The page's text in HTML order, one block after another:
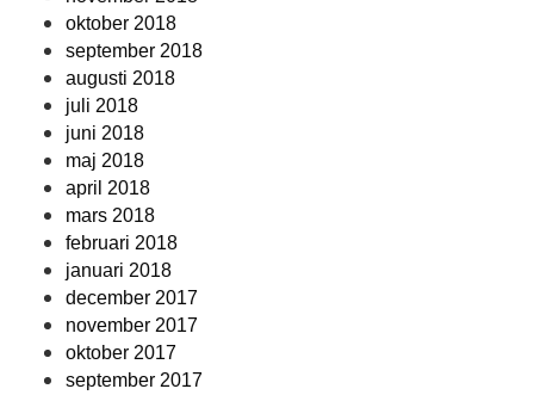
oktober 2018
september 2018
augusti 2018
juli 2018
juni 2018
maj 2018
april 2018
mars 2018
februari 2018
januari 2018
december 2017
november 2017
oktober 2017
september 2017